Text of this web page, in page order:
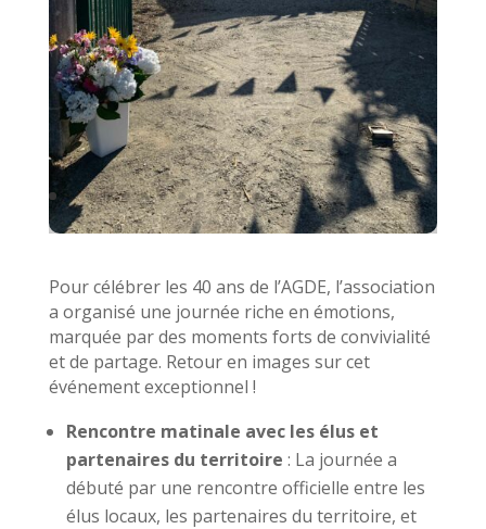
Pour célébrer les 40 ans de l’AGDE, l’association
a organisé une journée riche en émotions,
marquée par des moments forts de convivialité
et de partage. Retour en images sur cet
événement exceptionnel !
Rencontre matinale avec les élus et
partenaires du territoire : La journée a
débuté par une rencontre officielle entre les
élus locaux, les partenaires du territoire, et